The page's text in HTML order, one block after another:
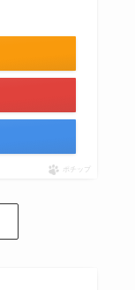
ポチップ